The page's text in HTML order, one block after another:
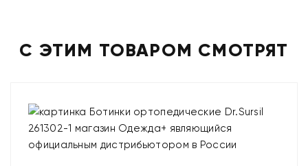
С ЭТИМ ТОВАРОМ СМОТРЯТ